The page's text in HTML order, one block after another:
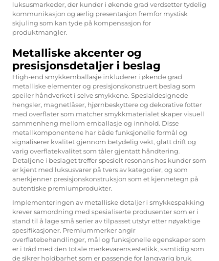
luksusmarkeder, der kunder i økende grad verdsetter tydelig
kommunikasjon og ærlig presentasjon fremfor mystisk
skjuling som kan tyde på kompensasjon for
produktmangler.
Metalliske akcenter og
presisjonsdetaljer i beslag
High-end smykkemballasje inkluderer i økende grad
metalliske elementer og presisjonskonstruert beslag som
speiler håndverket i selve smykkene. Spesialdesignede
hengsler, magnetlåser, hjørnbeskyttere og dekorative fotter
med overflater som matcher smykkmaterialet skaper visuell
sammenheng mellom emballasje og innhold. Disse
metallkomponentene har både funksjonelle formål og
signaliserer kvalitet gjennom betydelig vekt, glatt drift og
varig overflatekvalitet som tåler gjentatt håndtering.
Detaljene i beslaget treffer spesielt resonans hos kunder som
er kjent med luksusvarer på tvers av kategorier, og som
anerkjenner presisjonskonstruksjon som et kjennetegn på
autentiske premiumprodukter.
Implementeringen av metalliske detaljer i smykkespakking
krever samordning med spesialiserte produsenter som er i
stand til å lage små serier av tilpasset utstyr etter nøyaktige
spesifikasjoner. Premiummerker angir
overflatebehandlinger, mål og funksjonelle egenskaper som
er i tråd med den totale merkevarens estetikk, samtidig som
de sikrer holdbarhet som er passende for langvarig bruk.